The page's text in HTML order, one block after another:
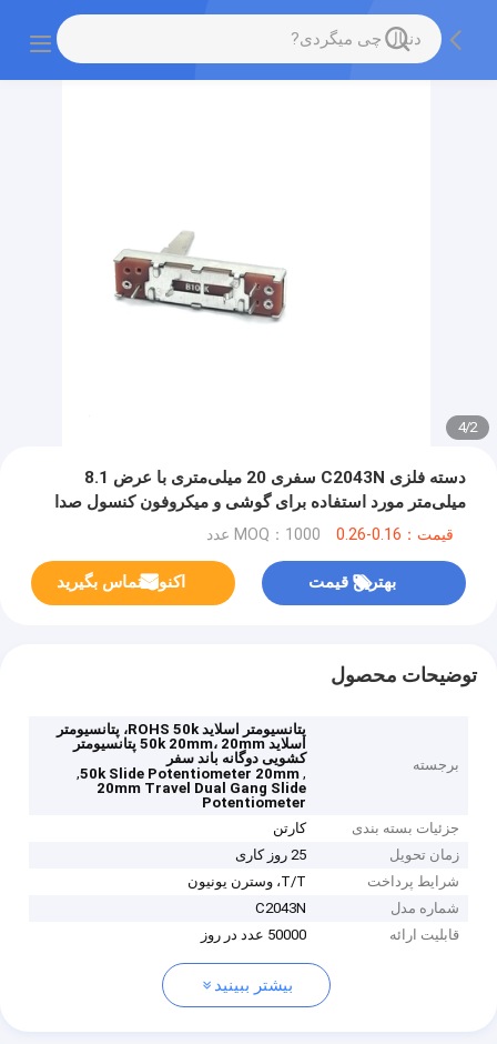
2
/
4
دسته فلزی C2043N سفری 20 میلی‌متری با عرض 8.1
میلی‌متر مورد استفاده برای گوشی و میکروفون کنسول صدا
قیمت：0.16-0.26 MOQ：1000 عدد
بهترین قیمت اکنون تماس بگیرید
توضیحات محصول
برجسته
پتانسیومتر اسلاید ROHS 50k، پتانسیومتر
اسلاید 50k 20mm، 20mm پتانسیومتر
کشویی دوگانه باند سفر
,
50k Slide Potentiometer 20mm
,
20mm Travel Dual Gang Slide
Potentiometer
جزئیات بسته بندی
کارتن
زمان تحویل
25 روز کاری
شرایط پرداخت
T/T، وسترن یونیون
شماره مدل
C2043N
قابلیت ارائه
50000 عدد در روز
بیشتر ببینید